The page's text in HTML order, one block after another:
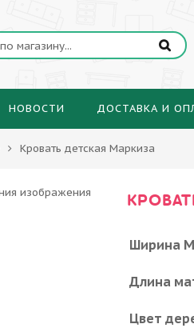
НОВОСТИ ДОСТАВКА И
Кровать детская Маркиза
Ширина
Длина
Цвет